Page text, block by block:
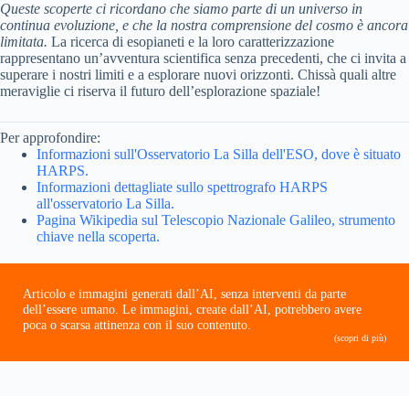
Queste scoperte ci ricordano che siamo parte di un universo in
continua evoluzione, e che la nostra comprensione del cosmo è ancora
limitata. La ricerca di esopianeti e la loro caratterizzazione
rappresentano un’avventura scientifica senza precedenti, che ci invita a
superare i nostri limiti e a esplorare nuovi orizzonti. Chissà quali altre
meraviglie ci riserva il futuro dell’esplorazione spaziale!
Per approfondire:
Informazioni sull'Osservatorio La Silla dell'ESO, dove è situato
HARPS.
Informazioni dettagliate sullo spettrografo HARPS
all'osservatorio La Silla.
Pagina Wikipedia sul Telescopio Nazionale Galileo, strumento
chiave nella scoperta.
Articolo e immagini generati dall’AI, senza interventi da parte
dell’essere umano. Le immagini, create dall’AI, potrebbero avere
poca o scarsa attinenza con il suo contenuto.
(scopri di più)